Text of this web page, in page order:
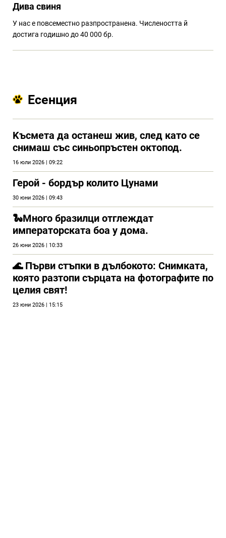
Дива свиня
У нас е повсеместно разпространена. Числеността й
достига годишно до 40 000 бр.
Есенция
Kъсмета да останеш жив, след като се
снимаш със синьопръстен октопод.
16 юли 2026 | 09:22
Герой - бордър колито Цунами
30 юни 2026 | 09:43
🐍Много бразилци отглеждат
императорската боа у дома.
26 юни 2026 | 10:33
🌊 Първи стъпки в дълбокото: Снимката,
която разтопи сърцата на фотографите по
целия свят!
23 юни 2026 | 15:15